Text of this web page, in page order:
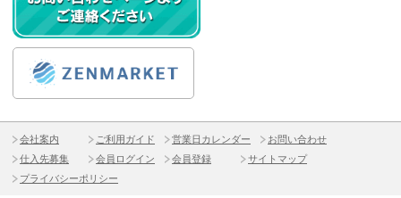
会社案内 ご利用ガイド 営業日カレンダー
お問い合わせ
仕入先募集
会員ログイン 会員登録
サイトマップ
プライバシーポリシー